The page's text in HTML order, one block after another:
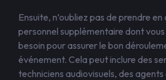
Ensuite, n’oubliez pas de prendre
personnel supplémentaire dont
besoin pour assurer le bon
événement. Cela peut inclure des
techniciens audiovisuels, des